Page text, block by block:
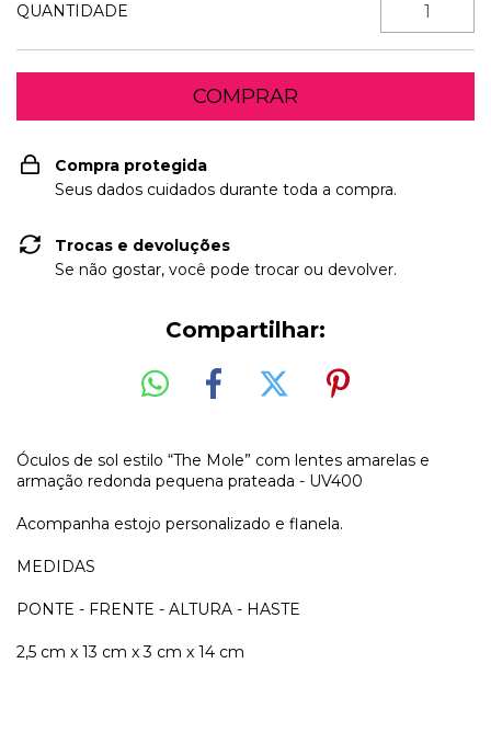
QUANTIDADE
Compra protegida
Seus dados cuidados durante toda a compra.
Trocas e devoluções
Se não gostar, você pode trocar ou devolver.
Compartilhar:
Óculos de sol estilo “The Mole” com lentes amarelas e
armação redonda pequena prateada - UV400
Acompanha estojo personalizado e flanela.
MEDIDAS
PONTE - FRENTE - ALTURA - HASTE
2,5 cm x 13 cm x 3 cm x 14 cm